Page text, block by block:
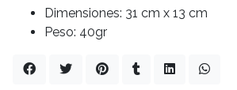
Dimensiones: 31 cm x 13 cm
Peso: 40gr